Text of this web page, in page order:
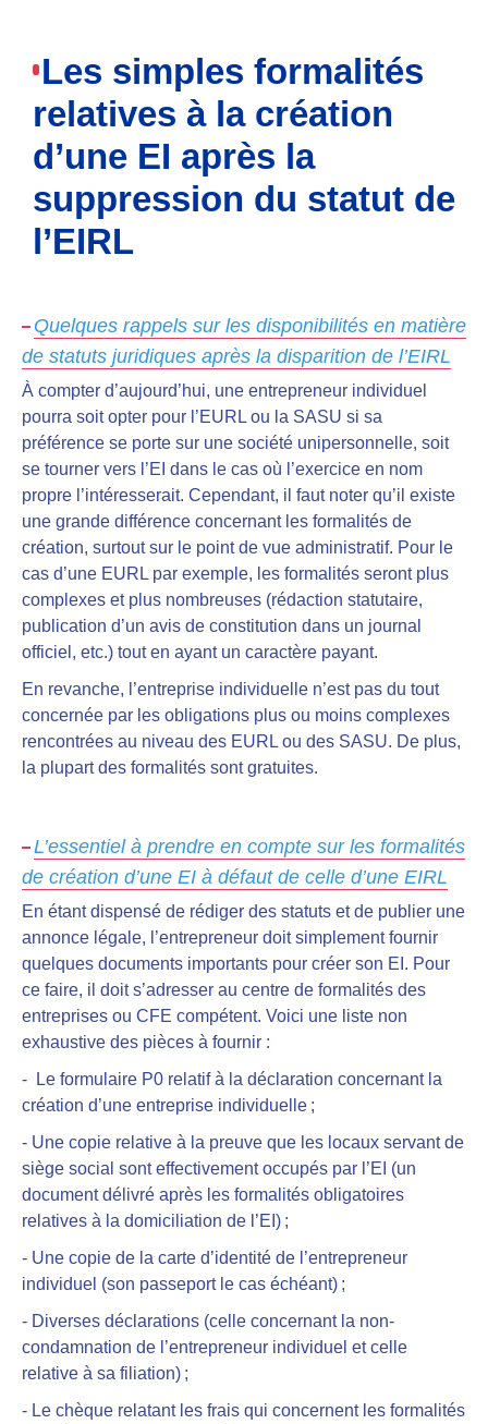
Les simples formalités
relatives à la création
d’une EI après la
suppression du statut de
l’EIRL
Quelques rappels sur les disponibilités en matière
de statuts juridiques après la disparition de l’EIRL
À compter d’aujourd’hui, une entrepreneur individuel
pourra soitopter pour l’EURL ou la SASU si sa
préférence se porte sur une société unipersonnelle, soit
se tourner vers l’EI dans le cas où l’exercice en nom
propre l’intéresserait. Cependant, il faut noter qu’il existe
une grande différence concernant les formalités de
création, surtout sur le point de vue administratif. Pour le
cas d’une EURL par exemple, les formalités seront plus
complexes et plus nombreuses (rédaction statutaire,
publication d’un avis de constitution dans un journal
officiel, etc.) tout en ayant un caractère payant.
En revanche, l’entreprise individuelle n’est pas du tout
concernée par les obligations plus ou moins complexes
rencontrées au niveau des EURL ou des SASU. De plus,
la plupart des formalités sont gratuites.
L’essentiel à prendre en compte sur les formalités
de création d’une EI à défaut de celle d’une EIRL
En étant dispensé de rédiger des statuts et de publier une
annonce légale, l’entrepreneur doit simplement fournir
quelques documents importants pour créer son EI. Pour
ce faire, il doit s’adresser au centre de formalités des
entreprises ou CFE compétent. Voici une liste non
exhaustive des pièces à fournir :
- Le formulaire P0 relatif à la déclaration concernant la
création d’une entreprise individuelle ;
- Une copie relative à la preuve que les locaux servant de
siège social sont effectivement occupés par l’EI (un
document délivré après les formalités obligatoires
relatives à la domiciliation de l’EI) ;
- Une copie de la carte d’identité de l’entrepreneur
individuel (son passeport le cas échéant) ;
- Diverses déclarations (celle concernant la non-
condamnation de l’entrepreneur individuel et celle
relative à sa filiation) ;
- Le chèque relatant les frais qui concernent les formalités